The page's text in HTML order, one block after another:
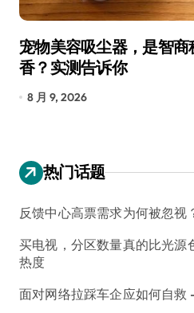
宠物美容吸尘器，是智商
香？实测告诉你
8 月 9, 2026
热门话题
反馈中心高票需求为何被忽视
买电视，分区数量真的比光源
热度
面对网络拉踩车企应如何自救